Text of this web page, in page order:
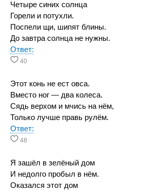
Четыре синих солнца
Горели и потухли.
Поспели щи, шипят блины.
До завтра солнца не нужны.
Ответ:
40
Этот конь не ест овса.
Вместо ног — два колеса.
Сядь верхом и мчись на нём,
Только лучше правь рулём.
Ответ:
48
Я зашёл в зелёный дом
И недолго пробыл в нём.
Оказался этот дом